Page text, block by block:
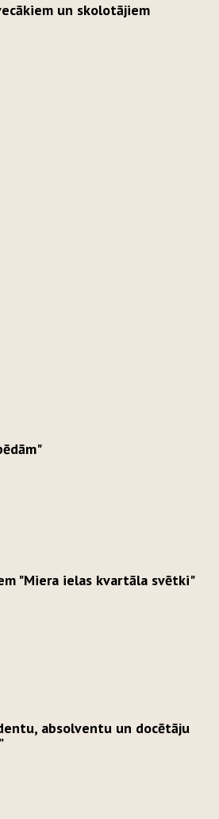
un skolotājiem
"Miera ielas kvartāla svētki"
absolventu un docētāju